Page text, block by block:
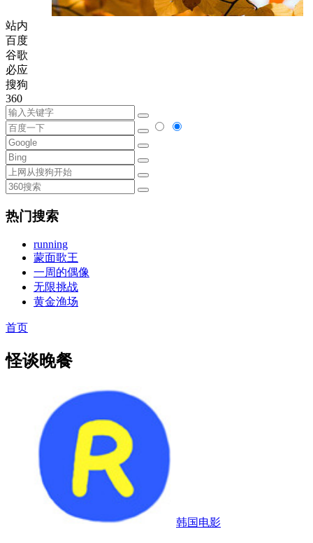
站内
百度
谷歌
必应
搜狗
360
热门搜索
running
蒙面歌王
一周的偶像
无限挑战
黄金渔场
首页
怪谈晚餐
韩国电影